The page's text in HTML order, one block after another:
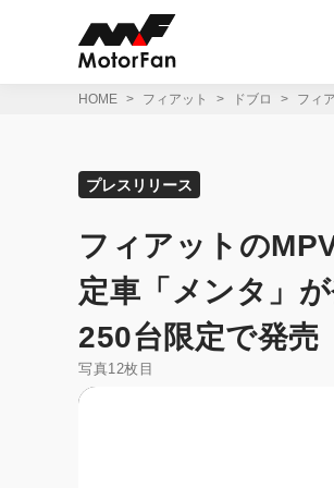
HOME フィアット ドブロ フィ
プレスリリース
フィアットの
定車「メンタ」
250台限定で発売
写真12枚目